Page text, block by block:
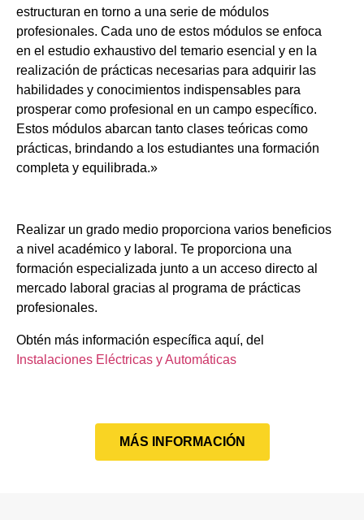
estructuran en torno a una serie de módulos
profesionales. Cada uno de estos módulos se enfoca
en el estudio exhaustivo del temario esencial y en la
realización de prácticas necesarias para adquirir las
habilidades y conocimientos indispensables para
prosperar como profesional en un campo específico.
Estos módulos abarcan tanto clases teóricas como
prácticas, brindando a los estudiantes una formación
completa y equilibrada.»
Realizar un grado medio proporciona varios beneficios
a nivel académico y laboral. Te proporciona una
formación especializada junto a un acceso directo al
mercado laboral gracias al programa de prácticas
profesionales.
Obtén más información específica aquí, del
Instalaciones Eléctricas y Automáticas
MÁS INFORMACIÓN